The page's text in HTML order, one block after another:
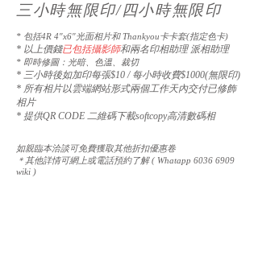
三小時無限印​/四小時無限印
* 包括4R 4″x6″光面相片和 Thankyou卡卡套(指定色卡)
* 以上價錢已包括攝影師和兩名印相助理 派相助理
* 即時修圖：光暗、色溫、裁切
* 三小時後如加印每張$10 / 每小時收費$1000(無限印)
​* 所有相片以雲端網站形式兩個工作天內交付已修飾
相片
​* 提供QR CODE 二維碼下載softcopy高清數碼相
如親臨本洽談可免費獲取其他折扣優惠卷
＊其他詳情可網上或電話預約了解 ( Whatapp 6036 6909
wiki )